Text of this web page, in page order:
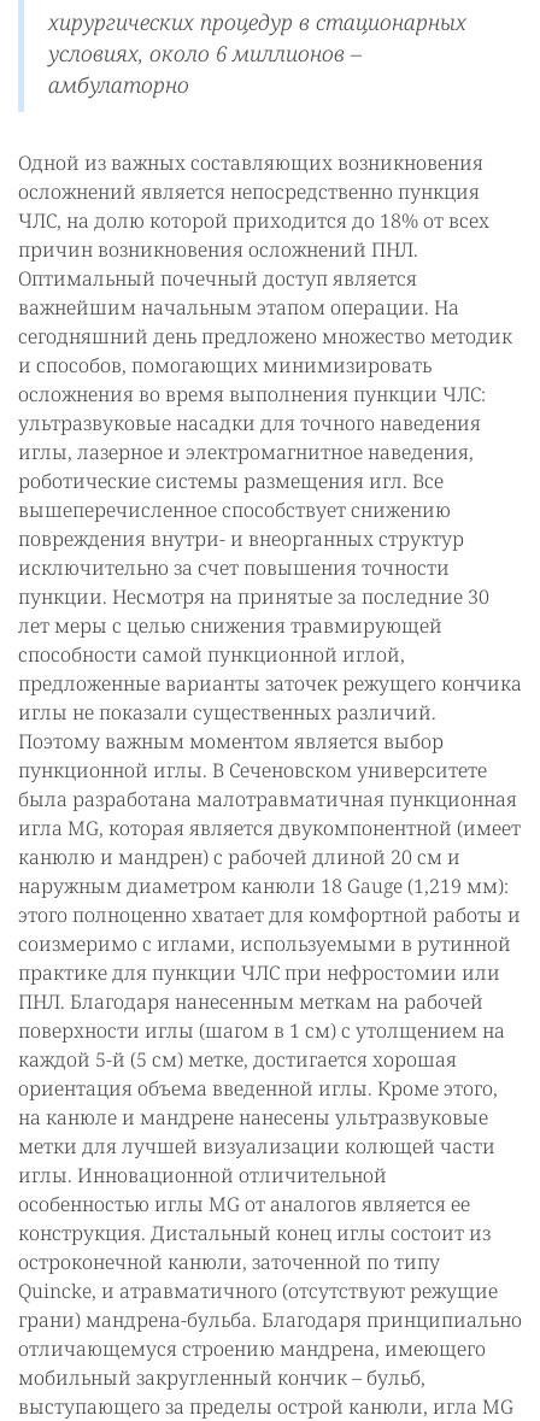
хирургических процедур в стационарных
условиях, около 6 миллионов –
амбулаторно
Одной из важных составляющих возникновения
осложнений является непосредственно пункция
ЧЛС, на долю которой приходится до 18% от всех
причин возникновения осложнений ПНЛ.
Оптимальный почечный доступ является
важнейшим начальным этапом операции. На
сегодняшний день предложено множество методик
и способов, помогающих минимизировать
осложнения во время выполнения пункции ЧЛС:
ультразвуковые насадки для точного наведения
иглы, лазерное и электромагнитное наведения,
роботические системы размещения игл. Все
вышеперечисленное способствует снижению
повреждения внутри- и внеорганных структур
исключительно за счет повышения точности
пункции. Несмотря на принятые за последние 30
лет меры с целью снижения травмирующей
способности самой пункционной иглой,
предложенные варианты заточек режущего кончика
иглы не показали существенных различий.
Поэтому важным моментом является выбор
пункционной иглы. В Сеченовском университете
была разработана малотравматичная пункционная
игла MG, которая является двукомпонентной (имеет
канюлю и мандрен) с рабочей длиной 20 см и
наружным диаметром канюли 18 Gauge (1,219 мм):
этого полноценно хватает для комфортной работы и
соизмеримо с иглами, используемыми в рутинной
практике для пункции ЧЛС при нефростомии или
ПНЛ. Благодаря нанесенным меткам на рабочей
поверхности иглы (шагом в 1 см) с утолщением на
каждой 5-й (5 см) метке, достигается хорошая
ориентация объема введенной иглы. Кроме этого,
на канюле и мандрене нанесены ультразвуковые
метки для лучшей визуализации колющей части
иглы. Инновационной отличительной
особенностью иглы MG от аналогов является ее
конструкция. Дистальный конец иглы состоит из
остроконечной канюли, заточенной по типу
Quinсke, и атравматичного (отсутствуют режущие
грани) мандрена-бульба. Благодаря принципиально
отличающемуся строению мандрена, имеющего
мобильный закругленный кончик – бульб,
выступающего за пределы острой канюли, игла MG